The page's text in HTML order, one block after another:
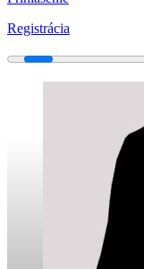
Registrácia